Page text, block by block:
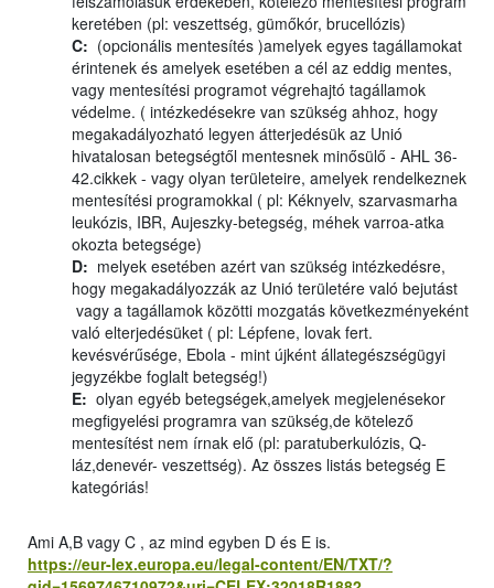
keretében (pl: veszettség, gümőkór, brucellózis)
C: (opcionális mentesítés )amelyek egyes tagállamokat
érintenek és amelyek esetében a cél az eddig mentes,
vagy mentesítési programot végrehajtó tagállamok
védelme. ( intézkedésekre van szükség ahhoz, hogy
megakadályozható legyen átterjedésük az Unió
hivatalosan betegségtől mentesnek minősülő - AHL 36-
42.cikkek - vagy olyan területeire, amelyek rendelkeznek
mentesítési programokkal ( pl: Kéknyelv, szarvasmarha
leukózis, IBR, Aujeszky-betegség, méhek varroa-atka
okozta betegsége)
D: melyek esetében azért van szükség intézkedésre,
hogy megakadályozzák az Unió területére való bejutást
vagy a tagállamok közötti mozgatás következményeként
való elterjedésüket ( pl: Lépfene, lovak fert.
kevésvérűsége, Ebola - mint újként állategészségügyi
jegyzékbe foglalt betegség!)
E: olyan egyéb betegségek,amelyek megjelenésekor
megfigyelési programra van szükség,de kötelező
mentesítést nem írnak elő (pl: paratuberkulózis, Q-
láz,denevér- veszettség). Az összes listás betegség E
kategóriás!
Ami A,B vagy C , az mind egyben D és E is.
https://eur-lex.europa.eu/legal-content/EN/TXT/?